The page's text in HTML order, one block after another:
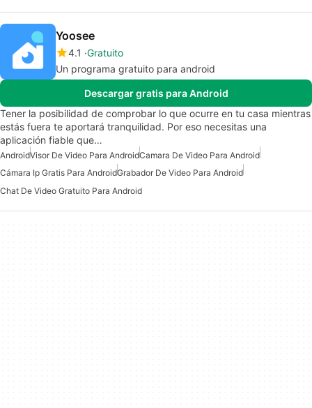
Yoosee
4.1 Gratuito
Un programa gratuito para android
Descargar gratis para Android
Tener la posibilidad de comprobar lo que ocurre en tu casa mientras
estás fuera te aportará tranquilidad. Por eso necesitas una
aplicación fiable que…
AndroidVisor De Video Para AndroidCamara De Video Para Android
Cámara Ip Gratis Para AndroidGrabador De Video Para Android
Chat De Video Gratuito Para Android